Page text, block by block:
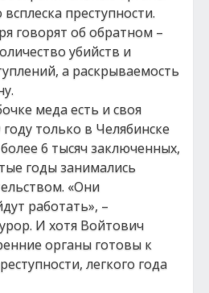
преступности.
говорят об обратном –
убийств и
а раскрываемость
меда есть и своя
только в Челябинске
6 тысяч заключенных,
годы занимались
«Они
работать», –
И хотя Войтович
органы готовы к
легкого года